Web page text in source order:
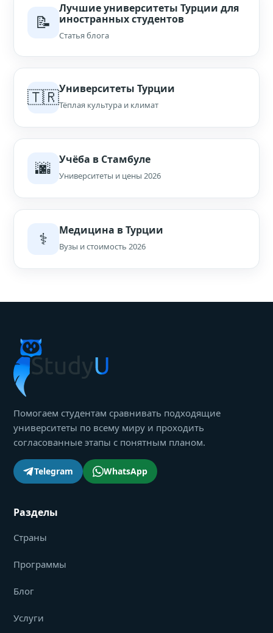
📝
Лучшие университеты Турции для
иностранных студентов
Статья блога
🇹🇷Университеты Турции
Тёплая культура и климат
🌆 Учёба в Стамбуле
Университеты и цены 2026
⚕️ Медицина в Турции
Вузы и стоимость 2026
Помогаем студентам сравнивать подходящие
университеты по всему миру и проходить
согласованные этапы с понятным планом.
Telegram WhatsApp
Разделы
Страны
Программы
Блог
Услуги